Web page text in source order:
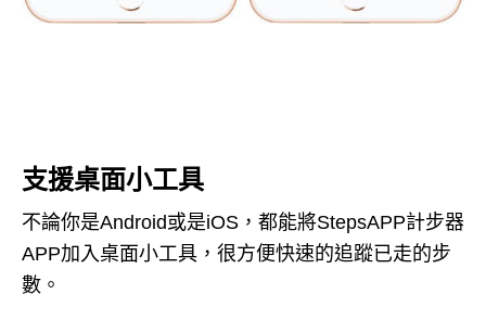
支援桌面小工具
不論你是Android或是iOS，都能將StepsAPP計步器
APP加入桌面小工具，很方便快速的追蹤已走的步
數。